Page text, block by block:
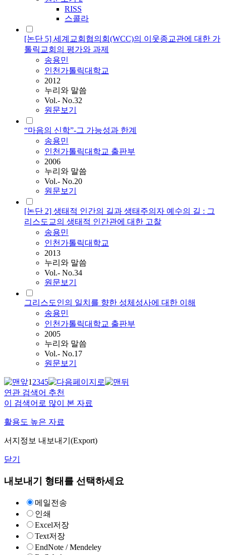
RISS
스콜라
[논단 5] 세계교회협의회(WCC)의 이웃종교관에 대한 가
톨릭교회의 평가와 과제
송용민
인천가톨릭대학교
2012
누리와 말씀
Vol.- No.32
원문보기
“마음의 신학”-그 가능성과 한계
송용민
인천가톨릭대학교 출판부
2006
누리와 말씀
Vol.- No.20
원문보기
[논단 2] 생태적 인간의 길과 생태주의자 예수의 길 : 그
리스도교의 생태적 인간관에 대한 고찰
송용민
인천가톨릭대학교
2013
누리와 말씀
Vol.- No.34
원문보기
그리스도인의 일치를 향한 성체성사에 대한 이해
송용민
인천가톨릭대학교 출판부
2005
누리와 말씀
Vol.- No.17
원문보기
12345
연관 검색어 추천
이 검색어로 많이 본 자료
활용도 높은 자료
서지정보 내보내기(Export)
닫기
내보내기 형태를 선택하세요
메일전송
인쇄
Excel저장
Text저장
EndNote / Mendeley